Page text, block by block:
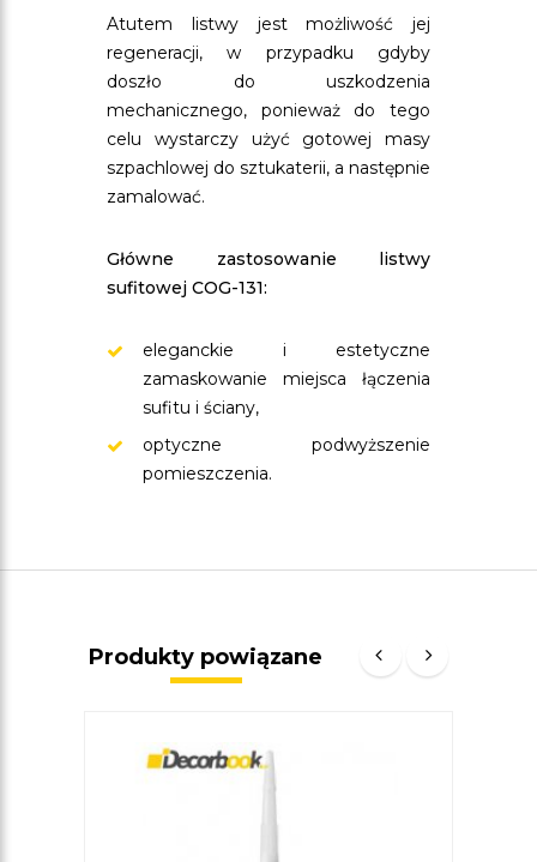
Atutem listwy jest możliwość jej
regeneracji, w przypadku gdyby
doszło do uszkodzenia
mechanicznego, ponieważ do tego
celu wystarczy użyć gotowej masy
szpachlowej do sztukaterii, a następnie
zamalować.
Główne zastosowanie listwy
sufitowej COG-131:
eleganckie i estetyczne
zamaskowanie miejsca łączenia
sufitu i ściany,
optyczne podwyższenie
pomieszczenia.
Produkty powiązane